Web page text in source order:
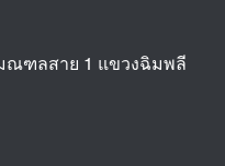
ณฑลสาย 1 แขวงฉิมพลี